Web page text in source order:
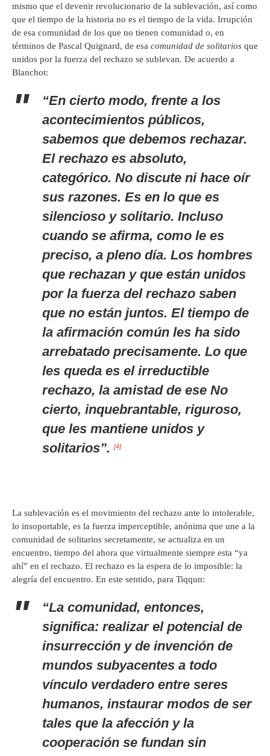
mismo que el devenir revolucionario de la sublevación, así como
que el tiempo de la historia no es el tiempo de la vida. Irrupción
de esa comunidad de los que no tienen comunidad o, en
términos de Pascal Quignard, de esa comunidad de solitarios que
unidos por la fuerza del rechazo se sublevan. De acuerdo a
Blanchot:
“En cierto modo, frente a los
acontecimientos públicos,
sabemos que debemos rechazar.
El rechazo es absoluto,
categórico. No discute ni hace oír
sus razones. Es en lo que es
silencioso y solitario. Incluso
cuando se afirma, como le es
preciso, a pleno día. Los hombres
que rechazan y que están unidos
por la fuerza del rechazo saben
que no están juntos. El tiempo de
la afirmación común les ha sido
arrebatado precisamente. Lo que
les queda es el irreductible
rechazo, la amistad de ese No
cierto, inquebrantable, riguroso,
que les mantiene unidos y
solitarios”.[4]
La sublevación es el movimiento del rechazo ante lo intolerable,
lo insoportable, es la fuerza imperceptible, anónima que une a la
comunidad de solitarios secretamente, se actualiza en un
encuentro, tiempo del ahora que virtualmente siempre esta “ya
ahí” en el rechazo. El rechazo es la espera de lo imposible: la
alegría del encuentro. En este sentido, para Tiqqun:
“La comunidad, entonces,
significa: realizar el potencial de
insurrección y de invención de
mundos subyacentes a todo
vínculo verdadero entre seres
humanos, instaurar modos de ser
tales que la afección y la
cooperación se fundan sin